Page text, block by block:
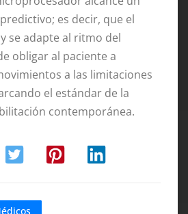
es decir, que el
se adapte al ritmo del
obligar al paciente a
a las limitaciones
el estándar de la
contemporánea.